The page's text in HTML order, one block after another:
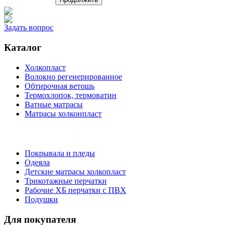
Задать вопрос
Каталог
Холкопласт
Волокно регенерированное
Обтирочная ветошь
Термохлопок, термоватин
Ватные матрасы
Матрасы холконпласт
Покрывала и пледы
Одеяла
Детские матрасы холкопласт
Трикотажные перчатки
Рабочие ХБ перчатки с ПВХ
Подушки
Для покупателя